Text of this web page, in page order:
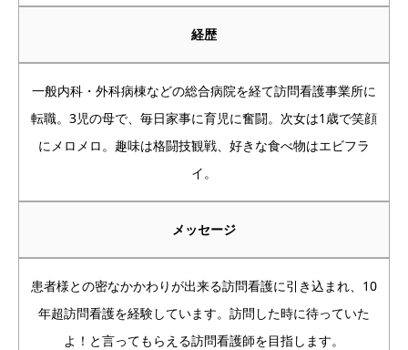
経歴
一般内科・外科病棟などの総合病院を経て訪問看護事業所に
転職。3児の母で、毎日家事に育児に奮闘。次女は1歳で笑顔
にメロメロ。趣味は格闘技観戦、好きな食べ物はエビフラ
イ。
メッセージ
患者様との密なかかわりが出来る訪問看護に引き込まれ、10
年超訪問看護を経験しています。訪問した時に待っていた
よ！と言ってもらえる訪問看護師を目指します。